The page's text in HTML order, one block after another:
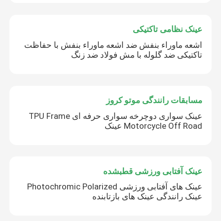
عینک نظامی تاکتیکی
اشعه ماوراء بنفش ضد اشعه ماوراء بنفش با حفاظت
تاکتیکی ضد گلوله با مش فولاد ضد زنگ
مسابقات رانندگی موتو کروز
عینک سواری دوچرخه سواری حرفه ای TPU Frame
Motorcycle Off Road عینک
عینک آفتابی ورزشی قطبشده
عینک های آفتابی ورزشی Photochromic Polarized
عینک رانندگی عینک های بازتابنده